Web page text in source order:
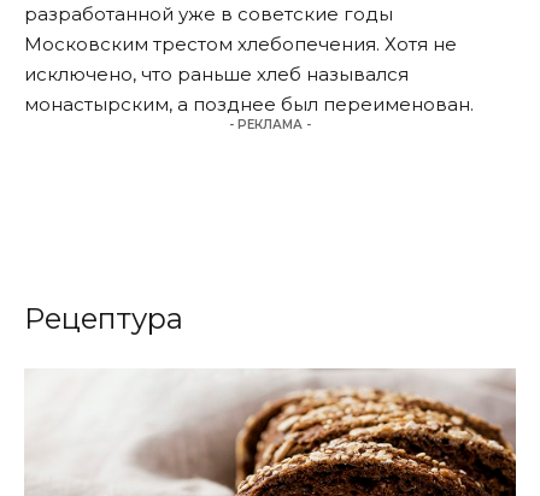
разработанной уже в советские годы
Московским трестом хлебопечения. Хотя не
исключено, что раньше хлеб назывался
монастырским, а позднее был переименован.
- РЕКЛАМА -
Рецептура